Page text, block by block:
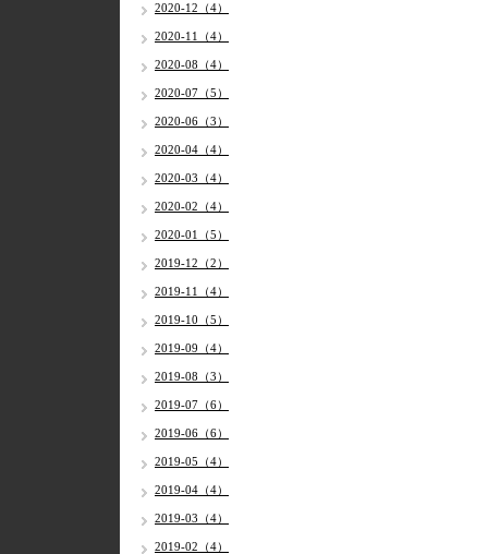
2020-12（4）
2020-11（4）
2020-08（4）
2020-07（5）
2020-06（3）
2020-04（4）
2020-03（4）
2020-02（4）
2020-01（5）
2019-12（2）
2019-11（4）
2019-10（5）
2019-09（4）
2019-08（3）
2019-07（6）
2019-06（6）
2019-05（4）
2019-04（4）
2019-03（4）
2019-02（4）